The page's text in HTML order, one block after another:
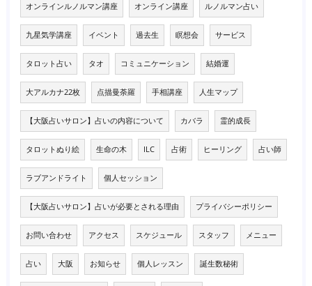
オンラインルノルマン講座 オンライン講座 ルノルマン占い
九星気学講座 イベント 過去生 瞑想会 サービス
タロット占い タオ コミュニケーション 結婚運
大アルカナ22枚 点描曼荼羅 手相講座 人生マップ
【大阪占いサロン】占いの内容について カバラ 霊的成長
タロットぬり絵 生命の木 ILC 占術 ヒーリング 占い師
ラブアンドライト 個人セッション
【大阪占いサロン】占いが必要とされる理由 プライバシーポリシー
お問い合わせ アクセス スケジュール スタッフ メニュー
占い 大阪 お知らせ 個人レッスン 誕生数秘術